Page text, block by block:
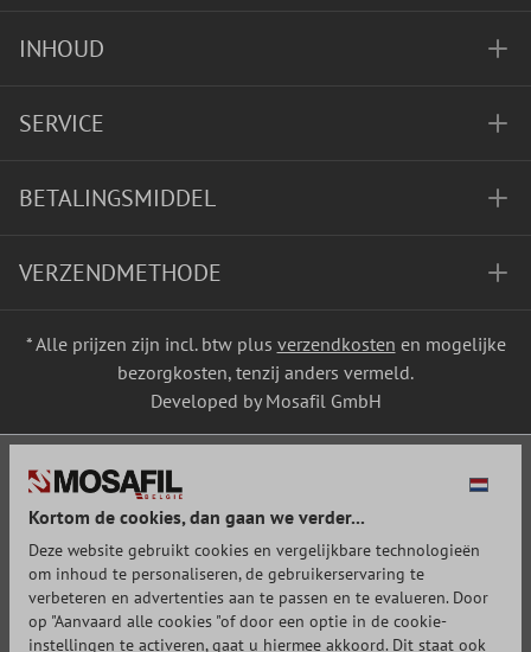
INHOUD
SERVICE
BETALINGSMIDDEL
VERZENDMETHODE
* Alle prijzen zijn incl. btw plus verzendkosten en mogelijke
bezorgkosten, tenzij anders vermeld.
Developed by Mosafil GmbH
Kortom de cookies, dan gaan we verder...
Deze website gebruikt cookies en vergelijkbare technologieën
om inhoud te personaliseren, de gebruikerservaring te
verbeteren en advertenties aan te passen en te evalueren. Door
op "Aanvaard alle cookies "of door een optie in de cookie-
instellingen te activeren, gaat u hiermee akkoord. Dit staat ook